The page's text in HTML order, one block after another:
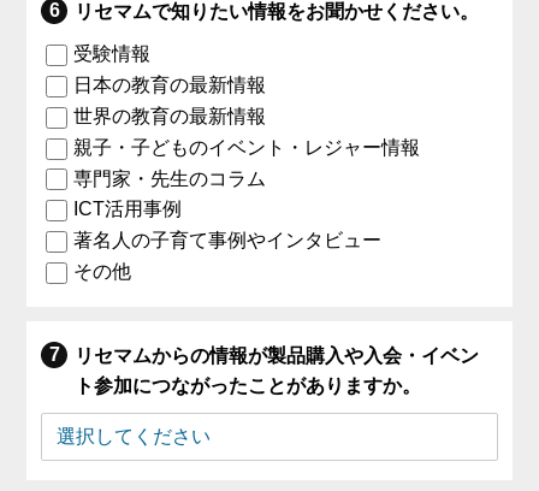
リセマムで知りたい情報をお聞かせください。
受験情報
日本の教育の最新情報
世界の教育の最新情報
親子・子どものイベント・レジャー情報
専門家・先生のコラム
ICT活用事例
著名人の子育て事例やインタビュー
その他
リセマムからの情報が製品購入や入会・イベン
ト参加につながったことがありますか。